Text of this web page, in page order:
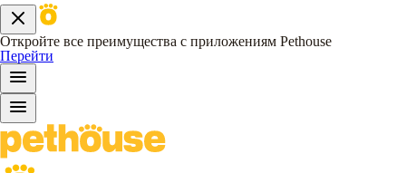
Откройте все преимущества с приложениям Pethouse
Перейти